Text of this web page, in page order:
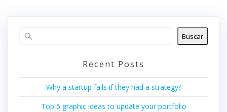
Buscar
Recent Posts
Why a startup fails if they had a strategy?
Top 5 graphic ideas to update your portfolio